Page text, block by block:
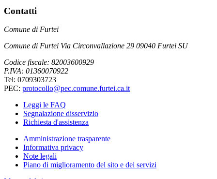
Contatti
Comune di Furtei
Comune di Furtei Via Circonvallazione 29 09040 Furtei SU
Codice fiscale: 82003600929
P.IVA: 01360070922
Tel: 0709303723
PEC: protocollo@pec.comune.furtei.ca.it
Leggi le FAQ
Segnalazione disservizio
Richiesta d'assistenza
Amministrazione trasparente
Informativa privacy
Note legali
Piano di miglioramento del sito e dei servizi